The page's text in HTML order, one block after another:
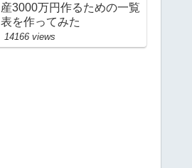
産3000万円作るための一覧
表を作ってみた
14166 views